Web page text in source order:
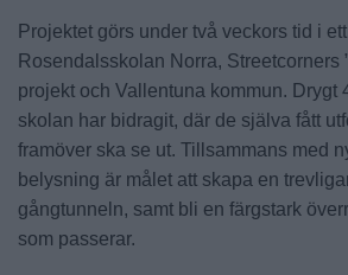
Projektet görs under två veckors tid i
Rosendalsskolan Norra, Streetcorners
projekt och Vallentuna kommun. Drygt
skolan har bidragit, där de själva fått
framöver ska se ut. Tillsammans med
belysning är målet att skapa en
gångtunneln, samt bli en färgstark
som passerar.